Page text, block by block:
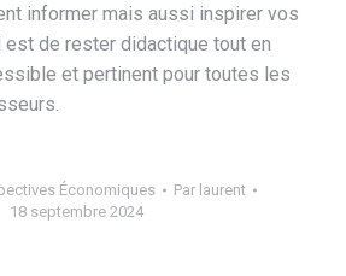
informer mais aussi inspirer vos
est de rester didactique tout en
et pertinent pour toutes les
Économiques Par laurent
18 septembre 2024